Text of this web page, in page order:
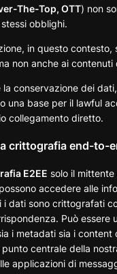
The-Top, OTT) non
obblighi.
in questo contesto,
non anche ai contenuti
la conservazione dei
una base per il lawful
collegamento diretto.
crittografia end-to-
E2EE solo il mittente
accedere alle
i dati sono crittografati
Può essere
i metadati sia i content
centrale della
applicazioni di